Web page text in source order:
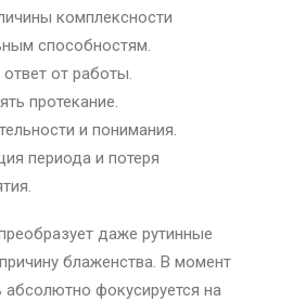
комплексности
способностям.
от работы.
протекание.
и понимания.
периода и потеря
даже рутинные
блаженства. В момент
абсолютно фокусируется на